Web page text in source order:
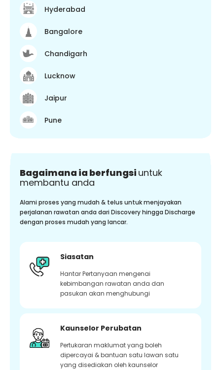
Hyderabad
Bangalore
Chandigarh
Lucknow
Jaipur
Pune
Bagaimana ia berfungsi untuk
membantu anda
Alami proses yang mudah & telus untuk menjayakan
perjalanan rawatan anda dari Discovery hingga Discharge
dengan proses mudah yang lancar.
Siasatan
Hantar Pertanyaan mengenai
kebimbangan rawatan anda dan
pasukan akan menghubungi
Kaunselor Perubatan
Pertukaran maklumat yang boleh
dipercayai & bantuan satu lawan satu
yang disediakan oleh kaunselor